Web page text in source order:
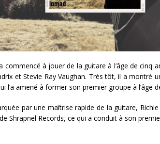
commencé à jouer de la guitare à l’âge de cinq
et Stevie Ray Vaughan. Très tôt, il a montré
l’a amené à former son premier groupe à l’âge
par une maîtrise rapide de la guitare,
Shrapnel Records, ce qui a conduit à son